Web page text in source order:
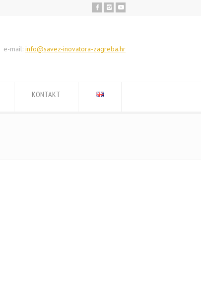
e-mail: info@savez-inovatora-zagreba.hr
KONTAKT